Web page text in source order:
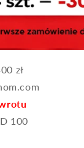
zł
100